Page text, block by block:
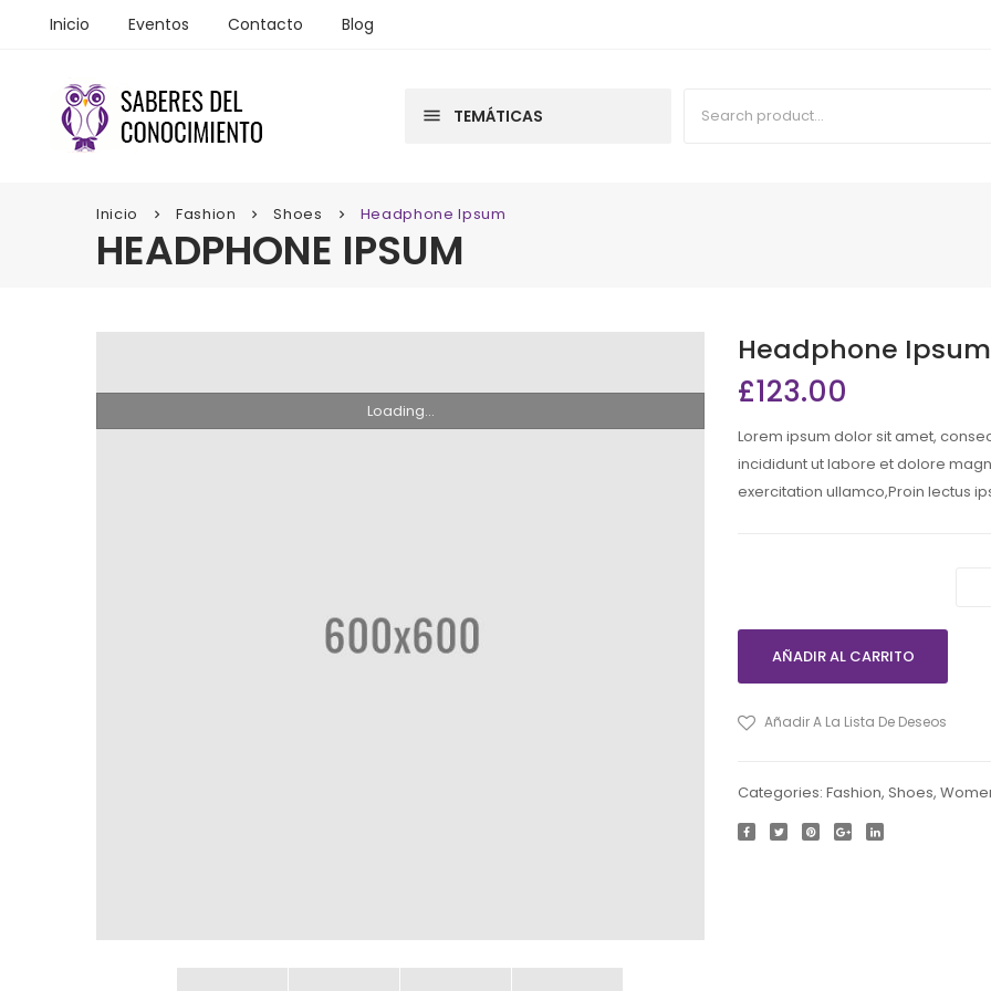
Inicio Eventos Contacto Blog
menu TEMÁTICAS
menu TEMÁTICAS
Inicio keyboard_arrow_right Fashion keyboard_arrow_right Shoes keyboard_arrow_right Headphone Ipsum
HEADPHONE IPSUM
Loading...
Headphone Ipsum
£123.00
Lorem ipsum dolor sit amet,
incididunt ut labore et dolore
exercitation ullamco,Proin lectus
AÑADIR AL CARRITO
Añadir A La Lista De Deseos
Categories: Fashion, Shoes,